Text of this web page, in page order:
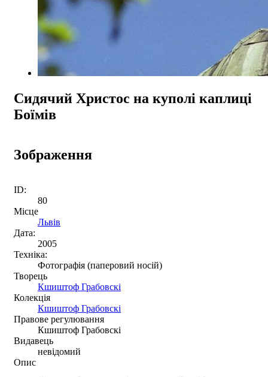
Сидячий Христос на куполі каплиці
Боїмів
Зображення
ID:
80
Місце
Львів
Дата:
2005
Техніка:
Фотографія (паперовий носій)
Творець
Кшиштоф Грабовскі
Колекція
Кшиштоф Грабовскі
Правове регулювання
Кшиштоф Грабовскі
Видавець
невідомий
Опис